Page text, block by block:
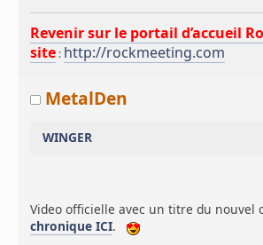
Revenir sur le portail d’accueil
site : http://rockmeeting.com
MetalDen
WINGER
Video officielle avec un titre du nouvel
chronique ICI.